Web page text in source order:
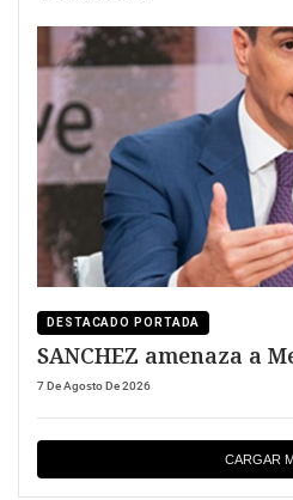
DESTACADO PORTADA
SANCHEZ amenaza
7 De Agosto De 2026
CARGAR